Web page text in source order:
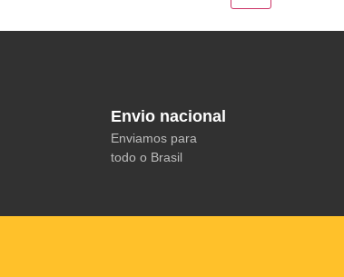
Envio nacional
Enviamos para
todo o Brasil